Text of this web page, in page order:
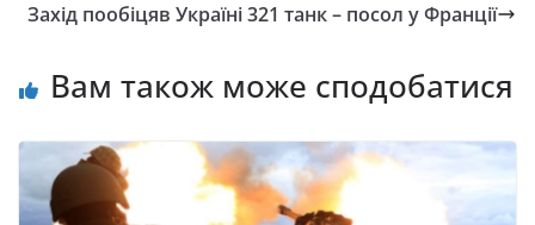
Захід пообіцяв Україні 321 танк – посол у Франції
Вам також може сподобатися